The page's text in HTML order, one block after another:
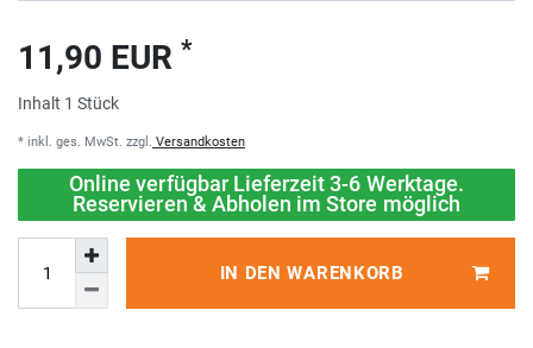
11,90 EUR*
Inhalt 1 Stück
* inkl. ges. MwSt. zzgl. Versandkosten
Online verfügbar Lieferzeit 3-6 Werktage.
Reservieren & Abholen im Store möglich
IN DEN WARENKORB